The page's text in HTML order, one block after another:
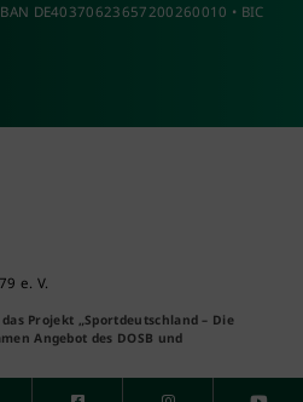
DE40370623657200260010 • BIC
e. V.
Projekt
„Sportdeutschland – Die
Angebot des DOSB und